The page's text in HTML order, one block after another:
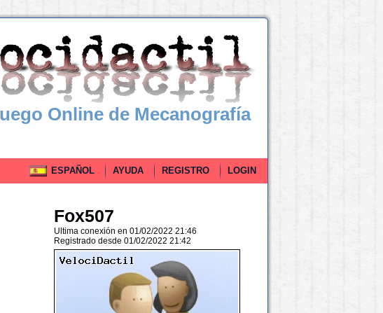
Online de Mecanografía
ESPAÑOL AYUDA REGISTRO LOGIN
Fox507
Ultima conexión en 01/02/2022 21:46
Registrado desde 01/02/2022 21:42